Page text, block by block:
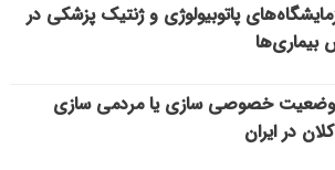
پاتوبیولوژی و ژنتیک پزشکی در
خصوصی سازی یا مردمی سازی
در ایران